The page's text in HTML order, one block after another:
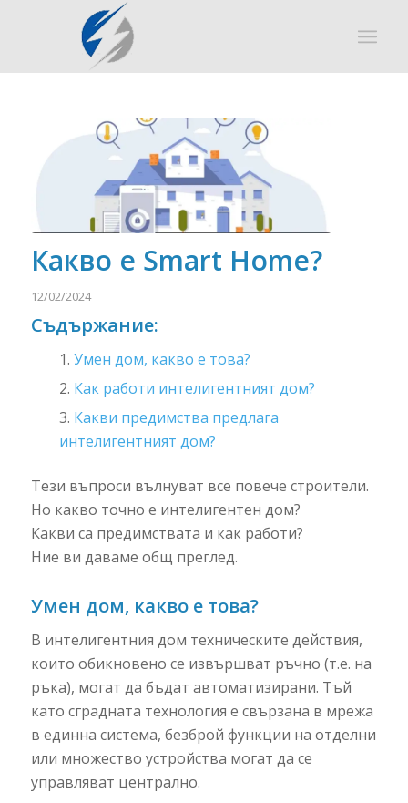
Какво е Smart Home?
12/02/2024
Съдържание:
Умен дом, какво е това?
Как работи интелигентният дом?
Какви предимства предлага
интелигентният дом?
Тези въпроси вълнуват все повече строители.
Но какво точно е интелигентен дом?
Какви са предимствата и как работи?
Ние ви даваме общ преглед.
Умен дом, какво е това?
В интелигентния дом техническите действия,
които обикновено се извършват ръчно (т.е. на
ръка), могат да бъдат автоматизирани. Тъй
като сградната технология е свързана в мрежа
в единна система, безброй функции на отделни
или множество устройства могат да се
управляват централно.